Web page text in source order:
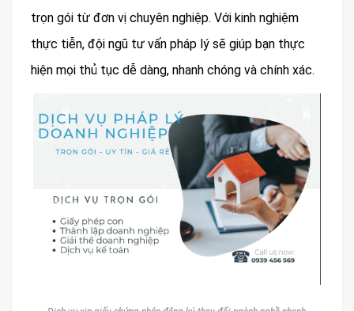
trọn gói từ đơn vị chuyên nghiệp. Với kinh nghiệm
thực tiễn, đội ngũ tư vấn pháp lý sẽ giúp bạn thực
hiện mọi thủ tục dễ dàng, nhanh chóng và chính xác.